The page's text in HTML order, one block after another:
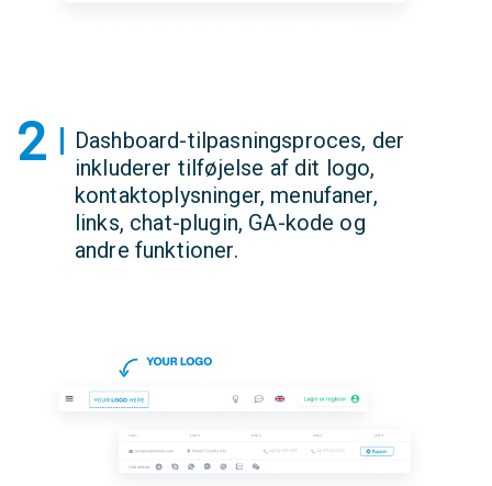
2
Dashboard-tilpasningsproces, der
inkluderer tilføjelse af dit logo,
kontaktoplysninger, menufaner,
links, chat-plugin, GA-kode og
andre funktioner.